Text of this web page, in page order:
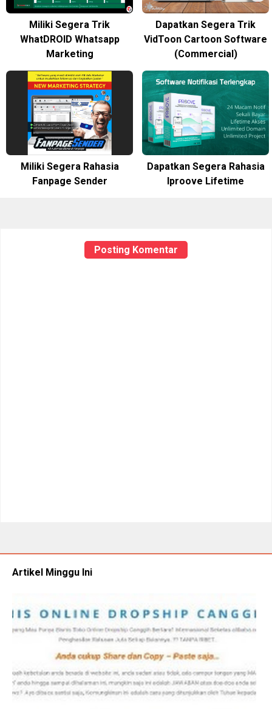
Miliki Segera Trik
WhatDROID Whatsapp
Marketing
Dapatkan Segera Trik
VidToon Cartoon Software
(Commercial)
Miliki Segera Rahasia
Fanpage Sender
Dapatkan Segera Rahasia
Iproove Lifetime
Posting Komentar
Artikel Minggu Ini